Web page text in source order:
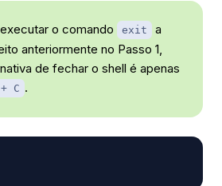
o comando exit
a
anteriormente no Passo 1,
de fechar o shell é apenas
C .